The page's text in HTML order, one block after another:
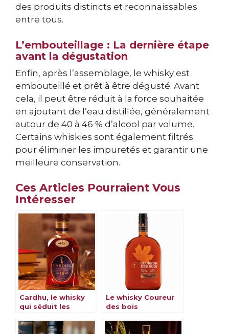
des produits distincts et reconnaissables
entre tous.
L’embouteillage : La dernière étape
avant la dégustation
Enfin, après l’assemblage, le whisky est
embouteillé et prêt à être dégusté. Avant
cela, il peut être réduit à la force souhaitée
en ajoutant de l’eau distillée, généralement
autour de 40 à 46 % d’alcool par volume.
Certains whiskies sont également filtrés
pour éliminer les impuretés et garantir une
meilleure conservation.
Ces Articles Pourraient Vous
Intéresser
Cardhu, le whisky
qui séduit les
entier
Le whisky Coureur
des bois